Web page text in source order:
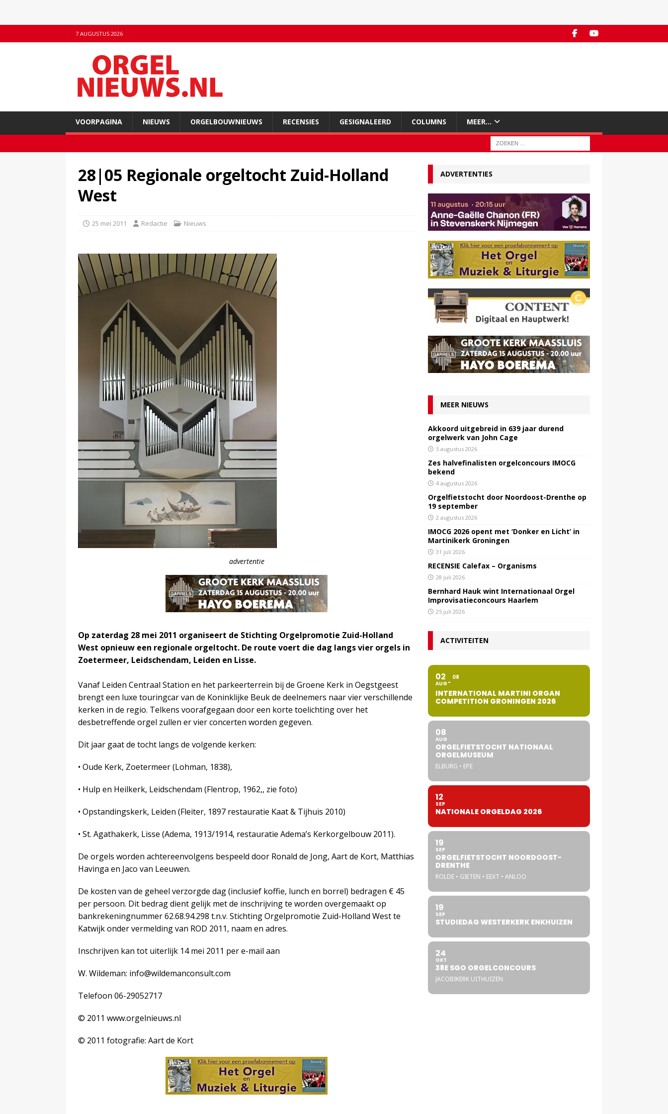
7 AUGUSTUS 2026
VOORPAGINA NIEUWS ORGELBOUWNIEUWS RECENSIES GESIGNALEERD COLUMNS MEER…
28|05 Regionale orgeltocht Zuid-Holland
West
25 mei 2011 Redactie Nieuws
advertentie
Op zaterdag 28 mei 2011 organiseert de Stichting Orgelpromotie Zuid-Holland
West opnieuw een regionale orgeltocht. De route voert die dag langs vier orgels in
Zoetermeer, Leidschendam, Leiden en Lisse.
Vanaf Leiden Centraal Station en het parkeerterrein bij de Groene Kerk in Oegstgeest
brengt een luxe touringcar van de Koninklijke Beuk de deelnemers naar vier verschillende
kerken in de regio. Telkens voorafgegaan door een korte toelichting over het
desbetreffende orgel zullen er vier concerten worden gegeven.
Dit jaar gaat de tocht langs de volgende kerken:
• Oude Kerk, Zoetermeer (Lohman, 1838),
• Hulp en Heilkerk, Leidschendam (Flentrop, 1962,, zie foto)
• Opstandingskerk, Leiden (Fleiter, 1897 restauratie Kaat & Tijhuis 2010)
• St. Agathakerk, Lisse (Adema, 1913/1914, restauratie Adema’s Kerkorgelbouw 2011).
De orgels worden achtereenvolgens bespeeld door Ronald de Jong, Aart de Kort, Matthias
Havinga en Jaco van Leeuwen.
De kosten van de geheel verzorgde dag (inclusief koffie, lunch en borrel) bedragen € 45
per persoon. Dit bedrag dient gelijk met de inschrijving te worden overgemaakt op
bankrekeningnummer 62.68.94.298 t.n.v. Stichting Orgelpromotie Zuid-Holland West te
Katwijk onder vermelding van ROD 2011, naam en adres.
Inschrijven kan tot uiterlijk 14 mei 2011 per e-mail aan
W. Wildeman: info@wildemanconsult.com
Telefoon 06-29052717
© 2011 www.orgelnieuws.nl
© 2011 fotografie: Aart de Kort
ADVERTENTIES
MEER NIEUWS
Akkoord uitgebreid in 639 jaar durend
orgelwerk van John Cage
5 augustus 2026
Zes halvefinalisten orgelconcours IMOCG
bekend
4 augustus 2026
Orgelfietstocht door Noordoost-Drenthe op
19 september
2 augustus 2026
IMOCG 2026 opent met ‘Donker en Licht’ in
Martinikerk Groningen
31 juli 2026
RECENSIE Calefax – Organisms
28 juli 2026
Bernhard Hauk wint Internationaal Orgel
Improvisatieconcours Haarlem
25 juli 2026
ACTIVITEITEN
02
AUG
08
INTERNATIONAL MARTINI ORGAN
COMPETITION GRONINGEN 2026
08
AUG
ORGELFIETSTOCHT NATIONAAL
ORGELMUSEUM
ELBURG • EPE
12
SEP
NATIONALE ORGELDAG 2026
19
SEP
ORGELFIETSTOCHT NOORDOOST-
DRENTHE
ROLDE • GIETEN • EEXT • ANLOO
19
SEP
STUDIEDAG WESTERKERK ENKHUIZEN
24
OKT
38E SGO ORGELCONCOURS
JACOBIKERK UITHUIZEN